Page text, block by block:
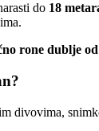
do 18
rone dublje
divovima,